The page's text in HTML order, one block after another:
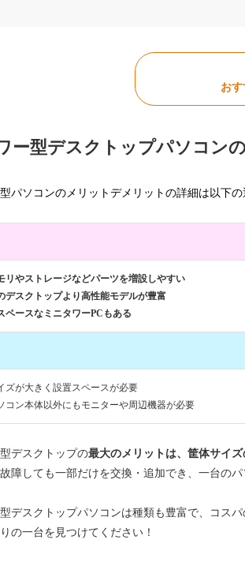
お
ー型デスクトップパソコン
パソコンのメリットデメリットの詳細は以下の
リやストレージなどパーツを増設しやすい
デスクトップより高性能モデルが豊富
ペースなミニタワーPCもある
ズが大きく設置スペースが必要
コン本体以外にもモニターや周辺機器が必要
デスクトップの最大のメリットは、筐体サイ
障しても一部だけを交換・追加でき、一台のパ
デスクトップパソコンは種類も豊富で、コス
の一台を見つけてください！